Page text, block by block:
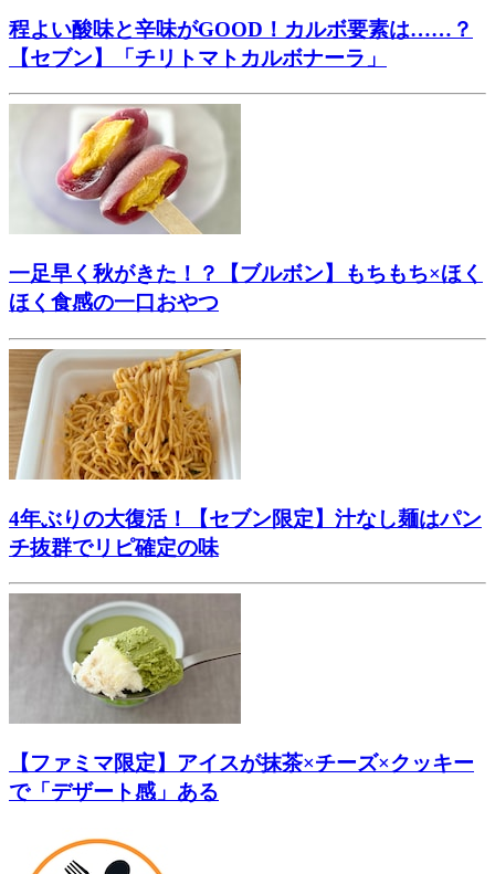
程よい酸味と辛味がGOOD！カルボ要素は……？
【セブン】「チリトマトカルボナーラ」
一足早く秋がきた！？【ブルボン】もちもち×ほく
ほく食感の一口おやつ
4年ぶりの大復活！【セブン限定】汁なし麺はパン
チ抜群でリピ確定の味
【ファミマ限定】アイスが抹茶×チーズ×クッキー
で「デザート感」ある